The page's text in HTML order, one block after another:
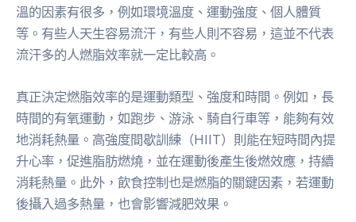
溫的因素有很多，例如環境溫度、運動強度、個人體質
等。有些人天生容易流汗，有些人則不容易，這並不代表
流汗多的人燃脂效率就一定比較高。
真正決定燃脂效率的是運動類型、強度和時間。例如，長
時間的有氧運動，如跑步、游泳、騎自行車等，能夠有效
地消耗熱量。高強度間歇訓練（HIIT）則能在短時間內提
升心率，促進脂肪燃燒，並在運動後產生後燃效應，持續
消耗熱量。此外，飲食控制也是燃脂的關鍵因素，若運動
後攝入過多熱量，也會影響減肥效果。